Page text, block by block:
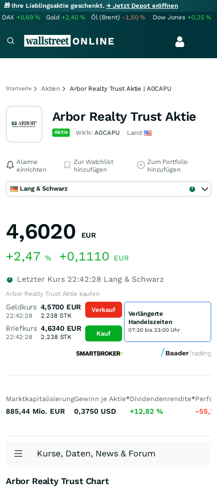
🎁 Ihre Lieblingsaktie geschenkt.→ Jetzt Depot eröffnen
DAX +0,69% Gold +2,40% Öl (Brent) -1,50% Dow Jones +0,25%
Startseite Aktien Arbor Realty Trust Aktie | A0CAPU
Arbor Realty Trust Aktie
Aktie WKN:A0CAPU Land
Alarme
einrichten
Zur Watchlist
hinzufügen
Zum Portfolio
hinzufügen
Lang & Schwarz
4,6020 EUR
+2,47 % +0,1110 EUR
Letzter Kurs 22:42:28 Lang & Schwarz
Arbor Realty Trust Aktie kaufen
Geldkurs
22:42:28
4,5700 EUR
2.238 STK
Briefkurs
22:42:28
4,6340 EUR
2.238 STK
Verkauf
Kauf
Verlängerte
Handelszeiten
07:30 bis 23:00 Uhr
Marktkapitalisierung
885,44 Mio. EUR
Gewinn je Aktie*
0,3750 USD
Dividendenrendite*
+12,82 % -
Kurse, Daten, News & Forum
Arbor Realty Trust Chart